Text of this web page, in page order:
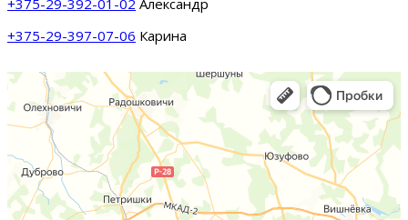
+375-29-392-01-02 Александр
+375-29-397-07-06 Карина